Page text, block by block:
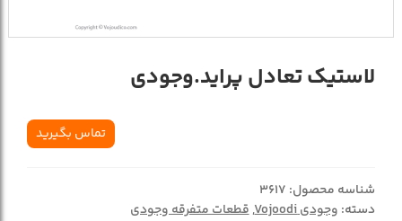
لاستیک تعادل پراید.وجودی
تماس بگیرید
شناسه محصول: 3617
دسته: وجودی Vojoodi ,قطعات متفرقه وجودی